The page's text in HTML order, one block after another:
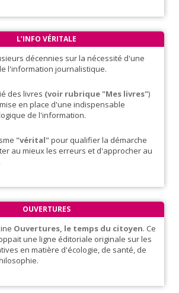
L’INFO VÉRITALE
décennies sur la nécessité d'une
l'information journalistique.
des livres (voir rubrique "Mes livres")
en place d'une indispensable
de l'information.
"vérital"pour qualifier la démarche
au mieux les erreurs et d'approcher au
OUVERTURES
Ouvertures, le temps du citoyen. Ce
une ligne éditoriale originale sur les
en matière d'écologie, de santé, de